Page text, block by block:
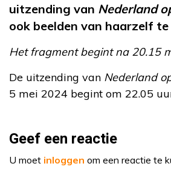
uitzending van Nederland
ook beelden van haarzelf te
Het fragment begint na 20.15
De uitzending van Nederland
5 mei 2024 begint om 22.05
Geef een reactie
U moet inloggen om een reactie te